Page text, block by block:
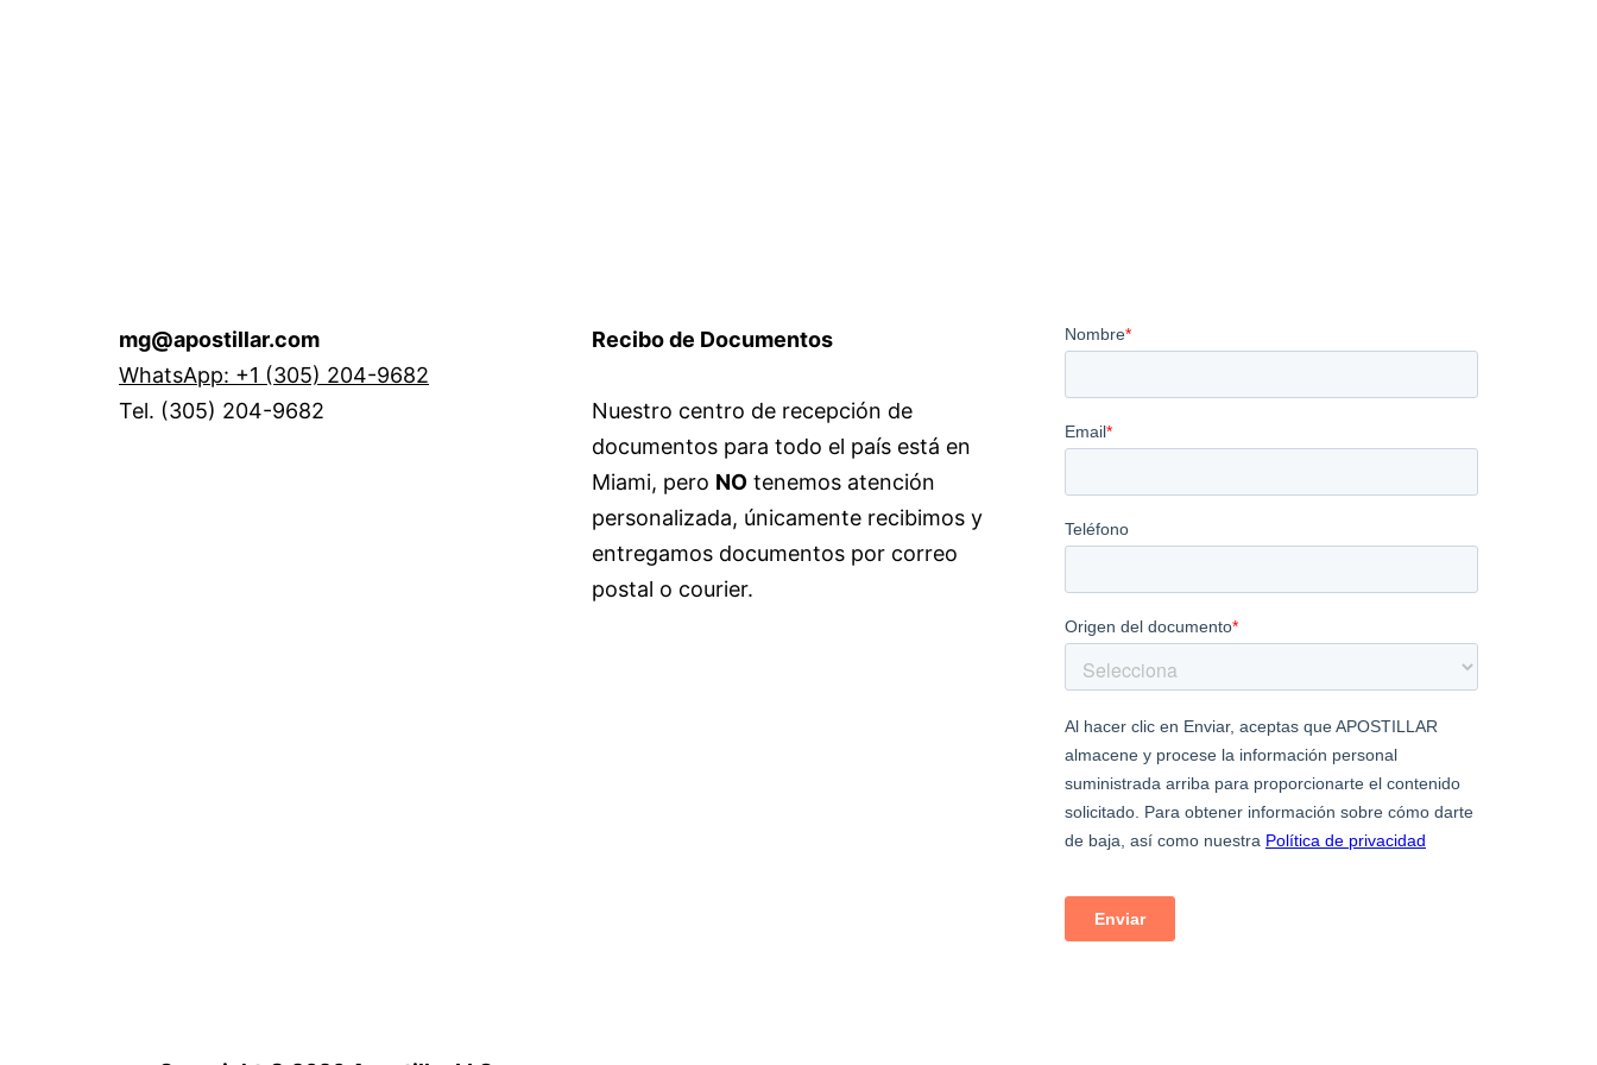
mg@apostillar.com
WhatsApp: +1 (305) 204-9682
Tel. (305) 204-9682
Recibo de Documentos
Nuestro centro de recepción de
documentos para todo el país está en
Miami, pero NO tenemos atención
personalizada, únicamente recibimos y
entregamos documentos por correo
postal o courier.